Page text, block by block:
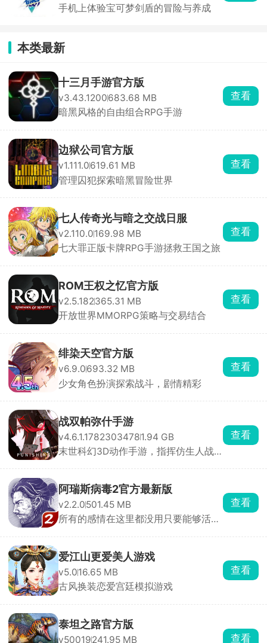
手机上体验宝可梦剑盾的冒险与养成
本类最新
十三月手游官方版
v3.43.1200683.68 MB
暗黑风格的自由组合RPG手游
查看
边狱公司官方版
v1.111.0619.61 MB
管理囚犯探索暗黑冒险世界
查看
七人传奇光与暗之交战日服
v2.110.0169.98 MB
七大罪正版卡牌RPG手游拯救王国之旅
查看
ROM王权之忆官方版
v2.5.182365.31 MB
开放世界MMORPG策略与交易结合
查看
绯染天空官方版
v6.9.0693.32 MB
少女角色扮演探索战斗，剧情精彩
查看
战双帕弥什手游
v4.6.1.17823034781.94 GB
末世科幻3D动作手游，指挥仿生人战
查看
阿瑞斯病毒2官方最新版
v2.2.0501.45 MB
所有的感情在这里都没用只要能够活下
查看
爱江山更爱美人游戏
v5.016.65 MB
古风换装恋爱宫廷模拟游戏
查看
泰坦之路官方版
v50019241.95 MB 查看